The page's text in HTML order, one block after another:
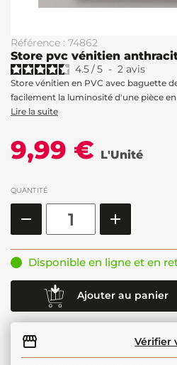
Référence : 74862
Store pvc vénitien
4.5/5 - 2 avis
Store vénitien en PVC avec baguette
facilement la luminosité d'une pièce
Lire la suite
9,99 € L'Unité
QUANTITÉ
Disponible en ligne et en
Ajouter au panier
Vérifier